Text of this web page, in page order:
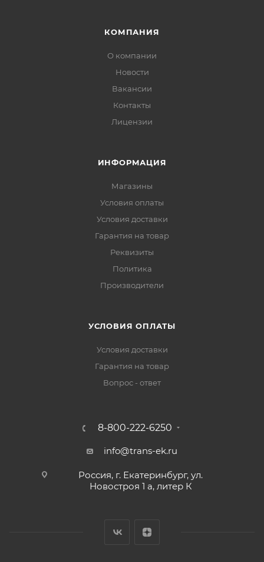
КОМПАНИЯ
О компании
Новости
Вакансии
Контакты
Лицензии
ИНФОРМАЦИЯ
Магазины
Условия оплаты
Условия доставки
Гарантия на товар
Реквизиты
Политика
Производители
УСЛОВИЯ ОПЛАТЫ
Условия доставки
Гарантия на товар
Вопрос - ответ
8-800-222-6250
info@trans-ek.ru
Россия, г. Екатеринбург, ул.
Новостроя 1 а, литер К